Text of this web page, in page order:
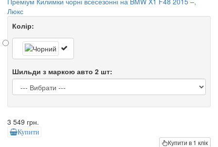
Люкс
Колір:
Шильди з маркою авто 2 шт:
3 549 грн.
Купити
Купити в 1 клік